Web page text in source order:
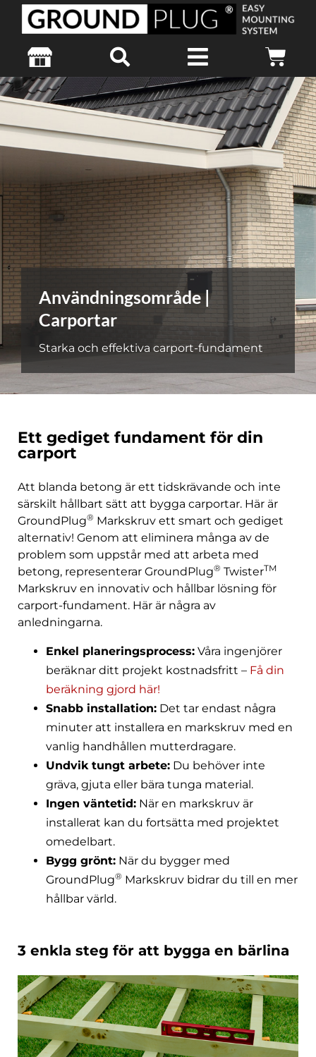
Användningsområde |
Carportar
Starka och effektiva carport-fundament
Ett gediget fundament för din
carport
Att blanda betong är ett tidskrävande och inte
särskilt hållbart sätt att bygga carportar. Här är
GroundPlug® Markskruv ett smart och gediget
alternativ! Genom att eliminera många av de
problem som uppstår med att arbeta med
betong, representerar GroundPlug® TwisterTM
Markskruv en innovativ och hållbar lösning för
carport-fundament. Här är några av
anledningarna.
Enkel planeringsprocess: Våra ingenjörer
beräknar ditt projekt kostnadsfritt – Få din
beräkning gjord här!
Snabb installation: Det tar endast några
minuter att installera en markskruv med en
vanlig handhållen mutterdragare.
Undvik tungt arbete: Du behöver inte
gräva, gjuta eller bära tunga material.
Ingen väntetid: När en markskruv är
installerat kan du fortsätta med projektet
omedelbart.
Bygg grönt: När du bygger med
GroundPlug® Markskruv bidrar du till en mer
hållbar värld.
3 enkla steg för att bygga en bärlina